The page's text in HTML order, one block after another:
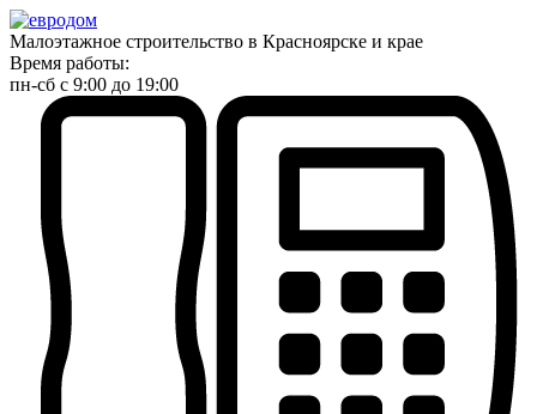
Малоэтажное строительство в Красноярске и крае
Время работы:
пн-сб с 9:00 до 19:00